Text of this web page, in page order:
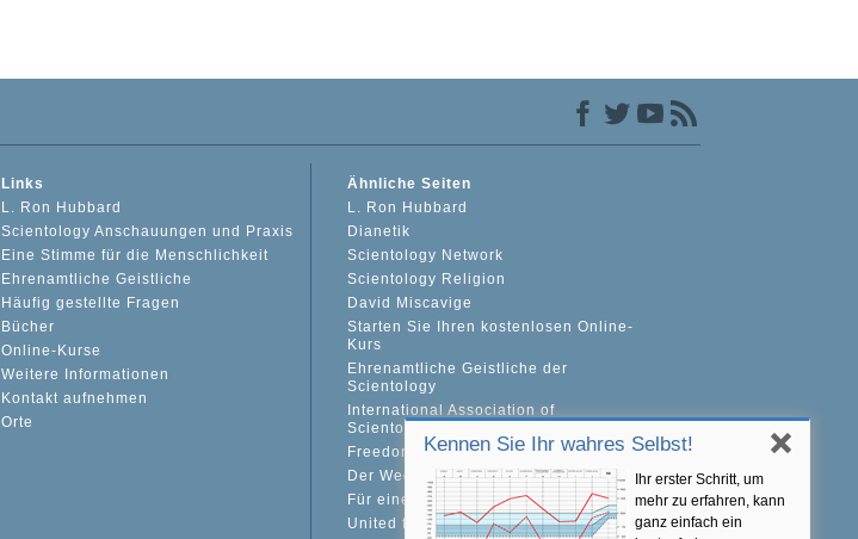
Kennen Sie Ihr wahres Selbst!
Ihr erster Schritt, um
mehr zu erfahren, kann
ganz einfach ein
Links
L. Ron Hubbard
Scientology Anschauungen und Praxis
Eine Stimme für die Menschlichkeit
Ehrenamtliche Geistliche
Häufig gestellte Fragen
Bücher
Online-Kurse
Weitere Informationen
Kontakt aufnehmen
Orte
Ähnliche Seiten
L. Ron Hubbard
Dianetik
Scientology Network
Scientology Religion
David Miscavige
Starten Sie Ihren kostenlosen Online-
Kurs
Ehrenamtliche Geistliche der
Scientology
International Association of
Scientologists
Freedom Magazine
Der Weg zum Glücklichsein
Für eine Welt ohne Drogenkonsum
United for Human Rights